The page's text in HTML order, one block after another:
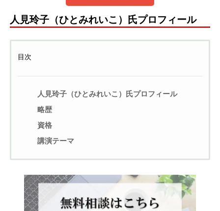
人見玲子（ひとみれいこ）氏プロフィール
目次
人見玲子（ひとみれいこ）氏プロフィール
略歴
資格
講演テーマ